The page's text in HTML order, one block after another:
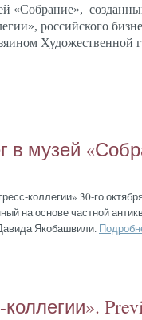
«Соб­ра­ние»,
рос­сий­ско­го
Ху­дожес­твен­ной
в му­зей
кол­ле­гии» 30-го
на ос­но­ве час­тной
Яко­баш­ви­ли.